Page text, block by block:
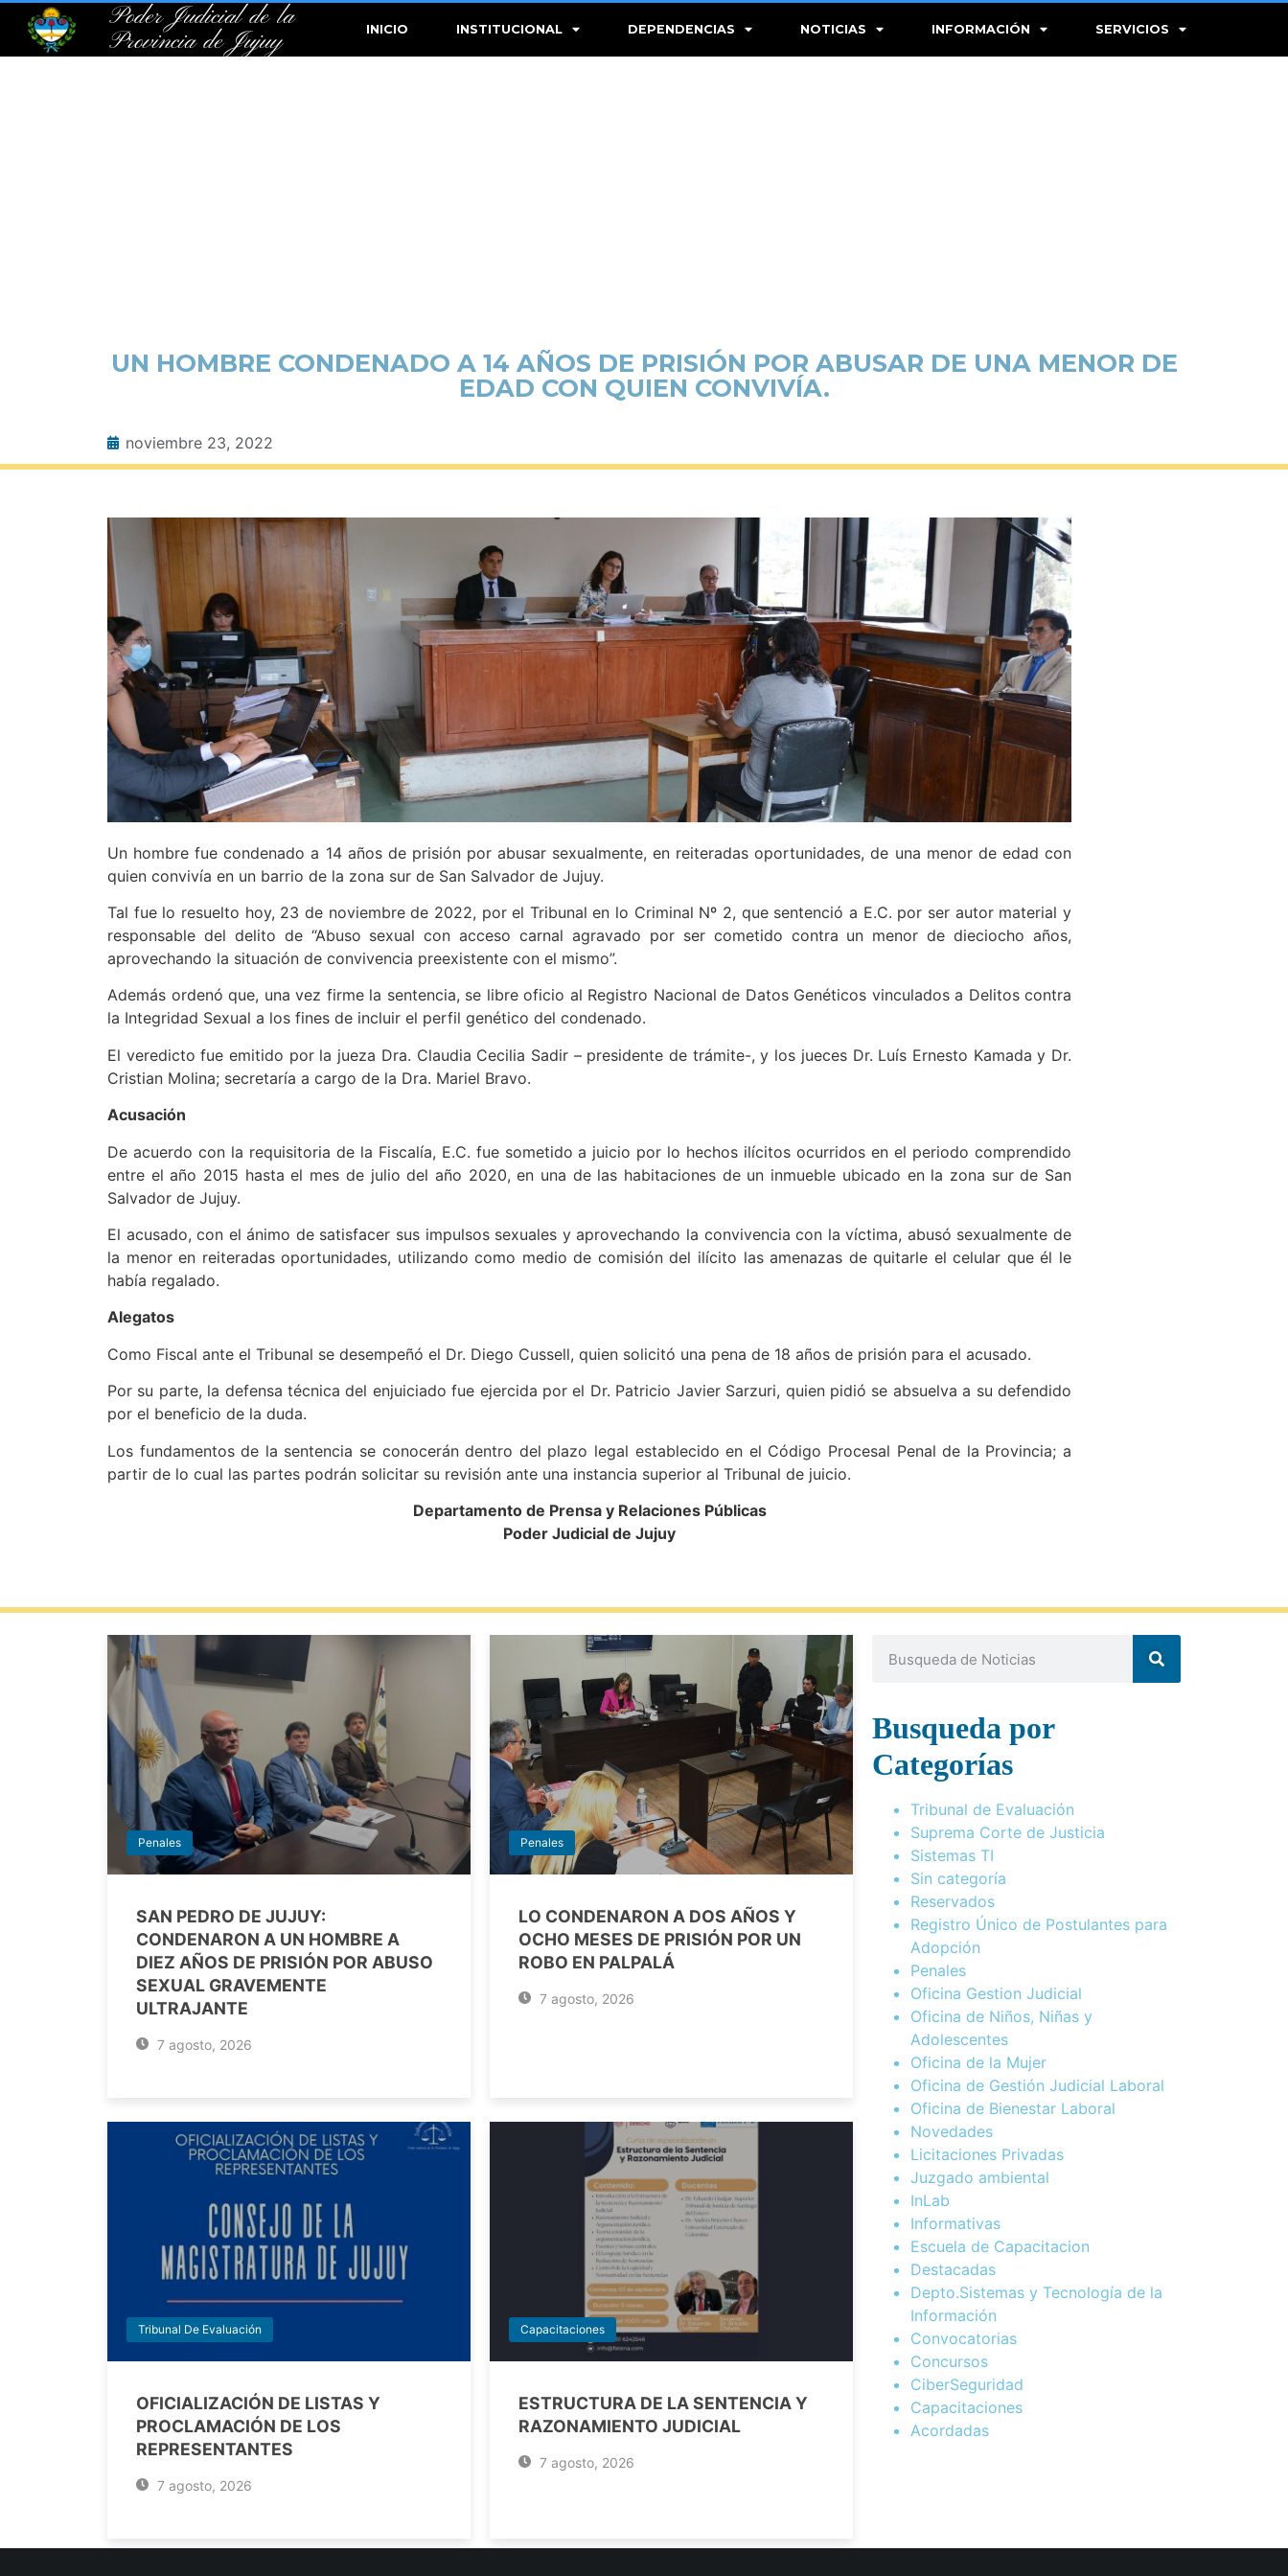
Poder Judicial de la
Provincia de Jujuy
INICIO INSTITUCIONAL DEPENDENCIAS NOTICIAS INFORMACIÓN SERVICIOS
UN HOMBRE CONDENADO A 14 AÑOS DE PRISIÓN POR ABUSAR DE UNA MENOR DE
EDAD CON QUIEN CONVIVÍA.
noviembre 23, 2022
Un hombre fue condenado a 14 años de prisión por abusar sexualmente, en reiteradas oportunidades, de una menor de edad con
quien convivía en un barrio de la zona sur de San Salvador de Jujuy.
Tal fue lo resuelto hoy, 23 de noviembre de 2022, por el Tribunal en lo Criminal Nº 2, que sentenció a E.C. por ser autor material y
responsable del delito de “Abuso sexual con acceso carnal agravado por ser cometido contra un menor de dieciocho años,
aprovechando la situación de convivencia preexistente con el mismo”.
Además ordenó que, una vez firme la sentencia, se libre oficio al Registro Nacional de Datos Genéticos vinculados a Delitos contra
la Integridad Sexual a los fines de incluir el perfil genético del condenado.
El veredicto fue emitido por la jueza Dra. Claudia Cecilia Sadir – presidente de trámite-, y los jueces Dr. Luís Ernesto Kamada y Dr.
Cristian Molina; secretaría a cargo de la Dra. Mariel Bravo.
Acusación
De acuerdo con la requisitoria de la Fiscalía, E.C. fue sometido a juicio por lo hechos ilícitos ocurridos en el periodo comprendido
entre el año 2015 hasta el mes de julio del año 2020, en una de las habitaciones de un inmueble ubicado en la zona sur de San
Salvador de Jujuy.
El acusado, con el ánimo de satisfacer sus impulsos sexuales y aprovechando la convivencia con la víctima, abusó sexualmente de
la menor en reiteradas oportunidades, utilizando como medio de comisión del ilícito las amenazas de quitarle el celular que él le
había regalado.
Alegatos
Como Fiscal ante el Tribunal se desempeñó el Dr. Diego Cussell, quien solicitó una pena de 18 años de prisión para el acusado.
Por su parte, la defensa técnica del enjuiciado fue ejercida por el Dr. Patricio Javier Sarzuri, quien pidió se absuelva a su defendido
por el beneficio de la duda.
Los fundamentos de la sentencia se conocerán dentro del plazo legal establecido en el Código Procesal Penal de la Provincia; a
partir de lo cual las partes podrán solicitar su revisión ante una instancia superior al Tribunal de juicio.
Departamento de Prensa y Relaciones Públicas
Poder Judicial de Jujuy
Penales
SAN PEDRO DE JUJUY:
CONDENARON A UN HOMBRE A
DIEZ AÑOS DE PRISIÓN POR ABUSO
SEXUAL GRAVEMENTE
ULTRAJANTE
7 agosto, 2026
Penales
LO CONDENARON A DOS AÑOS Y
OCHO MESES DE PRISIÓN POR UN
ROBO EN PALPALÁ
7 agosto, 2026
Tribunal De Evaluación
OFICIALIZACIÓN DE LISTAS Y
PROCLAMACIÓN DE LOS
REPRESENTANTES
7 agosto, 2026
Capacitaciones
ESTRUCTURA DE LA SENTENCIA Y
RAZONAMIENTO JUDICIAL
7 agosto, 2026
Busqueda por
Categorías
Tribunal de Evaluación
Suprema Corte de Justicia
Sistemas TI
Sin categoría
Reservados
Registro Único de Postulantes para
Adopción
Penales
Oficina Gestion Judicial
Oficina de Niños, Niñas y
Adolescentes
Oficina de la Mujer
Oficina de Gestión Judicial Laboral
Oficina de Bienestar Laboral
Novedades
Licitaciones Privadas
Juzgado ambiental
InLab
Informativas
Escuela de Capacitacion
Destacadas
Depto.Sistemas y Tecnología de la
Información
Convocatorias
Concursos
CiberSeguridad
Capacitaciones
Acordadas